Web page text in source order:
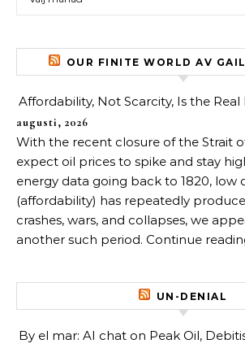
OUR FINITE WORLD AV
Affordability, Not Scarcity, Is the Real
augusti, 2026
With the recent closure of the Strait
expect oil prices to spike and stay
energy data going back to 1820, low
(affordability) has repeatedly
crashes, wars, and collapses, we
another such period. Continue
UN-DENIAL
By el mar: AI chat on Peak Oil,